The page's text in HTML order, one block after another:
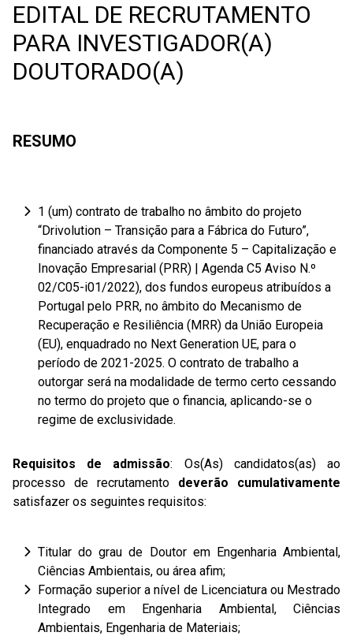
EDITAL DE RECRUTAMENTO
PARA INVESTIGADOR(A)
DOUTORADO(A)
RESUMO
1 (um) contrato de trabalho no âmbito do projeto
“Drivolution – Transição para a Fábrica do Futuro”,
financiado através da Componente 5 – Capitalização e
Inovação Empresarial (PRR) | Agenda C5 Aviso N.º
02/C05-i01/2022), dos fundos europeus atribuídos a
Portugal pelo PRR, no âmbito do Mecanismo de
Recuperação e Resiliência (MRR) da União Europeia
(EU), enquadrado no Next Generation UE, para o
período de 2021-2025. O contrato de trabalho a
outorgar será na modalidade de termo certo cessando
no termo do projeto que o financia, aplicando-se o
regime de exclusividade.
Requisitos de admissão: Os(As) candidatos(as) ao
processo de recrutamento deverão
cumulativamente
satisfazer os seguintes requisitos:
Titular do grau de Doutor em Engenharia Ambiental,
Ciências Ambientais, ou área afim;
Formação superior a nível de Licenciatura ou Mestrado
Integrado em Engenharia Ambiental, Ciências
Ambientais, Engenharia de Materiais;